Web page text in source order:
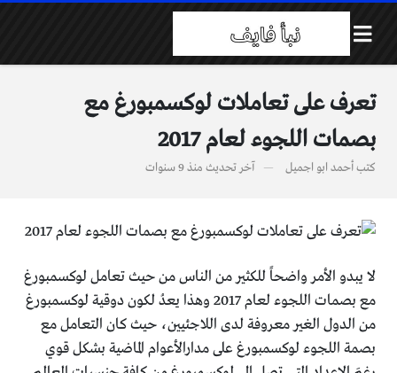
تعرف على تعاملات لوكسمبورغ مع
بصمات اللجوء لعام 2017
كتبأحمد ابو اجميل آخر تحديث منذ 9 سنوات
لا يبدو الأمر واضحاً للكثير من الناس من حيث تعامل لوكسمبورغ
مع بصمات اللجوء لعام 2017 وهذا يعدُ لكون دوقية لوكسمبورغ
من الدول الغير معروفة لدى اللاجئيين، حيث كان التعامل مع
بصمة اللجوء لوكسمبورغ على مدارالأعوام الماضية بشكل قوي